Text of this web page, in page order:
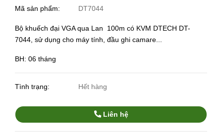
Mã sản phẩm: DT7044
Bộ khuếch đại VGA qua Lan 100m có KVM DTECH DT-
7044, sử dụng cho máy tính, đầu ghi camare...
BH: 06 tháng
Tình trạng: Hết hàng
Liên hệ